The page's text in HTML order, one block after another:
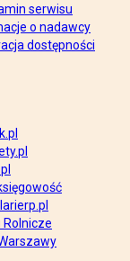
serwisu
o nadawcy
dostępności
Rolnicze